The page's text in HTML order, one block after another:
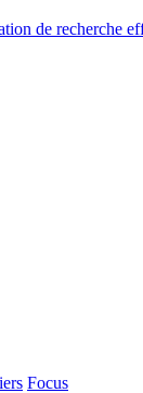
de recherche
Focus